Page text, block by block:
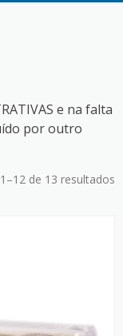
e na falta
por outro
de 13 resultados